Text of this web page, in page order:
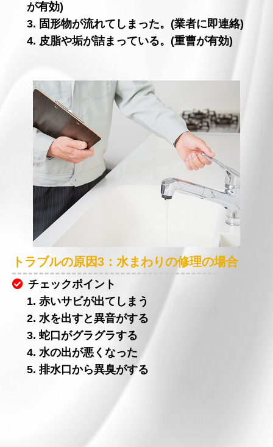
が有効)
3. 固形物が流れてしまった。(業者に即連絡)
4. 皮脂や垢が詰まっている。(重曹が有効)
トラブルの原因3：水まわりの修理の場合
チェックポイント
1. 赤いサビが出てしまう
2. 水を出すと異音がする
3. 蛇口がグラグラする
4. 水の出が悪くなった
5. 排水口から異臭がする